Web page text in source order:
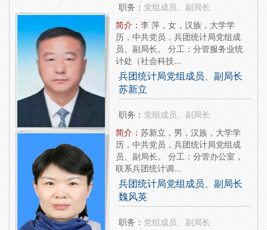
职务：党组成员、副局长
简介：李 萍，女，汉族，大学学
历，中共党员，兵团统计局党组成
员、副局长。 分工：分管服务业统
计处（社会科技...
兵团统计局党组成员、副局长
苏新立
职务：党组成员、副局长
简介：苏新立，男，汉族，大学学
历，中共党员，兵团统计局党组成
员、副局长。 分工：分管办公室，
联系兵团统计调...
兵团统计局党组成员、副局长
魏风英
职务：党组成员、副局长